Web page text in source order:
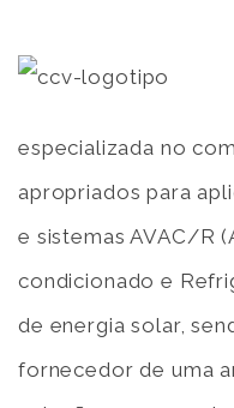
especializada no
apropriados para
e sistemas AVAC/R
condicionado e
de energia solar,
fornecedor de uma